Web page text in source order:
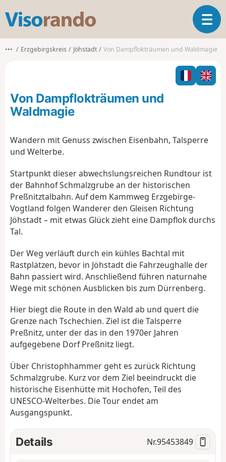
s
o
o
T
o
g
l
e
n
a
o
••• Erzgebirgskreis Jöhstadt Von Dampflokträumen und Waldmagie
Von Dampflokträumen und
Waldmagie
Wandern mit Genuss zwischen Eisenbahn, Talsperre
und Welterbe.
Startpunkt dieser abwechslungsreichen Rundtour ist
der Bahnhof Schmalzgrube an der historischen
Preßnitztalbahn. Auf dem Kammweg Erzgebirge-
Vogtland folgen Wanderer den Gleisen Richtung
Jöhstadt – mit etwas Glück zieht eine Dampflok durchs
Tal.
Der Weg verläuft durch ein kühles Bachtal mit
Rastplätzen, bevor in Jöhstadt die Fahrzeughalle der
Bahn passiert wird. Anschließend führen naturnahe
Wege mit schönen Ausblicken bis zum Dürrenberg.
Hier biegt die Route in den Wald ab und quert die
Grenze nach Tschechien. Ziel ist die Talsperre
Preßnitz, unter der das in den 1970er Jahren
aufgegebene Dorf Preßnitz liegt.
Über Christophhammer geht es zurück Richtung
Schmalzgrube. Kurz vor dem Ziel beeindruckt die
historische Eisenhütte mit Hochofen, Teil des
UNESCO-Welterbes. Die Tour endet am
Ausgangspunkt.
Details Nr.95453849